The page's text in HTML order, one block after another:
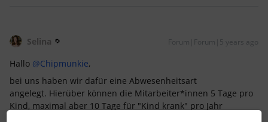
Selina Forum|Forum|5 years ago
Hallo @Chipmunkie,
bei uns haben wir dafür eine Abwesenheitsart
angelegt. Hierüber können die Mitarbeiter*innen 5 Tage pro
Kind, maximal aber 10 Tage für "Kind krank" pro Jahr